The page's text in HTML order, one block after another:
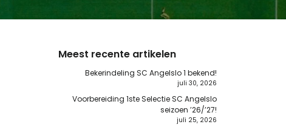
Meest recente artikelen
Bekerindeling SC Angelslo 1 bekend!
juli 30, 2026
Voorbereiding 1ste Selectie SC Angelslo
seizoen ’26/’27!
juli 25, 2026